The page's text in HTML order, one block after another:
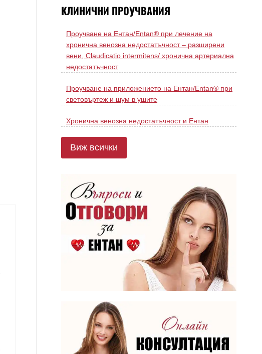
КЛИНИЧНИ ПРОУЧВАНИЯ
Проучване на Ентан/Entan® при лечение на
хронична венозна недостатъчност – разширени
вени, Claudicatio intermitens/ хронична артериална
недостатъчност
Проучване на приложението на Ентан/Entan® при
световъртеж и шум в ушите
Хронична венозна недостатъчност и Ентан
Виж всички